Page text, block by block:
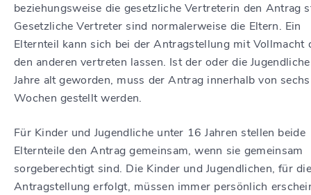
beziehungsweise die gesetzliche Vertreterin den Antrag
Gesetzliche Vertreter sind normalerweise die Eltern. Ein
Elternteil kann sich bei der Antragstellung mit Vollmacht
den anderen vertreten lassen. Ist der oder die
Jahre alt geworden, muss der Antrag innerhalb von sechs
Wochen gestellt werden.
Für Kinder und Jugendliche unter 16 Jahren stellen beide
Elternteile den Antrag gemeinsam, wenn sie gemeinsam
sorgeberechtigt sind. Die Kinder und Jugendlichen, für
Antragstellung erfolgt, müssen immer persönlich